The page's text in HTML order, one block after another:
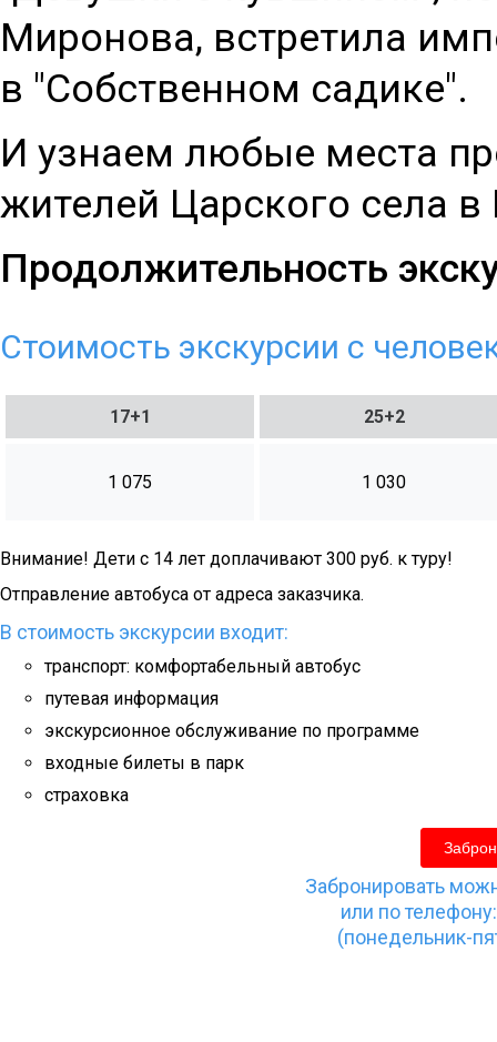
Миронова, встретила
в "Собственном садике".
И узнаем любые места
жителей Царского села
Продолжительность
Стоимость экскурсии с
17+1 25+2
1 075 1 030
Внимание! Дети с 14 лет доплачивают 300 руб. к туру!
Отправление автобуса от адреса заказчика.
В стоимость экскурсии входит:
транспорт: комфортабельный автобус
путевая информация
экскурсионное обслуживание по программе
входные билеты в парк
страховка
Забронировать
или по
(понедельник-